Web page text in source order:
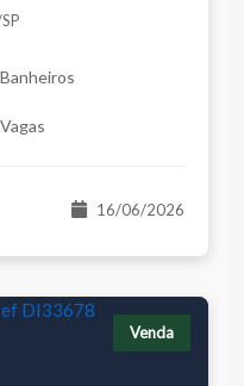
16/06/2026
Venda